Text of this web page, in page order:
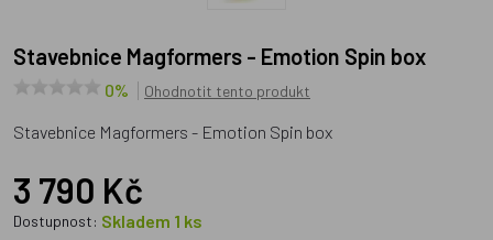
Stavebnice Magformers - Emotion Spin box
0% Ohodnotit tento produkt
Stavebnice Magformers - Emotion Spin box
3 790 Kč
Dostupnost: Skladem 1 ks